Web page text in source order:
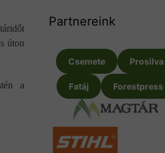
úton
a
Partnereink
Csemete Prosilva
Fatáj Forestpress